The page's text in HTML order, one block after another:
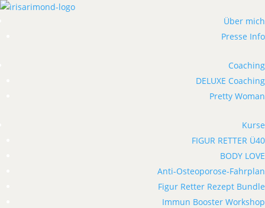
Über mich
Presse Info
Coaching
DELUXE Coaching
Pretty Woman
Kurse
FIGUR RETTER Ü40
BODY LOVE
Anti-Osteoporose-Fahrplan
Figur Retter Rezept Bundle
Immun Booster Workshop